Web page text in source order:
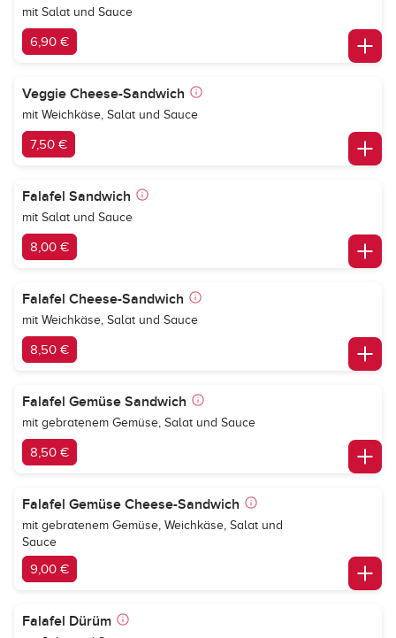
mit Salat und Sauce
6,90 €
Veggie Cheese-Sandwich
mit Weichkäse, Salat und Sauce
7,50 €
Falafel Sandwich
mit Salat und Sauce
8,00 €
Falafel Cheese-Sandwich
mit Weichkäse, Salat und Sauce
8,50 €
Falafel Gemüse Sandwich
mit gebratenem Gemüse, Salat und Sauce
8,50 €
Falafel Gemüse Cheese-Sandwich
mit gebratenem Gemüse, Weichkäse, Salat und
Sauce
9,00 €
Falafel Dürüm